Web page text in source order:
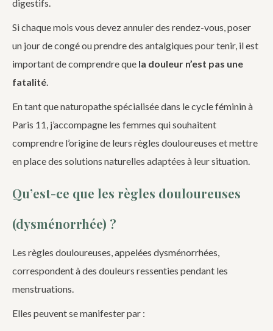
digestifs.
Si chaque mois vous devez annuler des rendez-vous, poser
un jour de congé ou prendre des antalgiques pour tenir, il est
important de comprendre que la douleur n’est pas une
fatalité.
En tant que naturopathe spécialisée dans le cycle féminin à
Paris 11, j’accompagne les femmes qui souhaitent
comprendre l’origine de leurs règles douloureuses et mettre
en place des solutions naturelles adaptées à leur situation.
Qu’est-ce que les règles douloureuses
(dysménorrhée) ?
Les règles douloureuses, appelées dysménorrhées,
correspondent à des douleurs ressenties pendant les
menstruations.
Elles peuvent se manifester par :